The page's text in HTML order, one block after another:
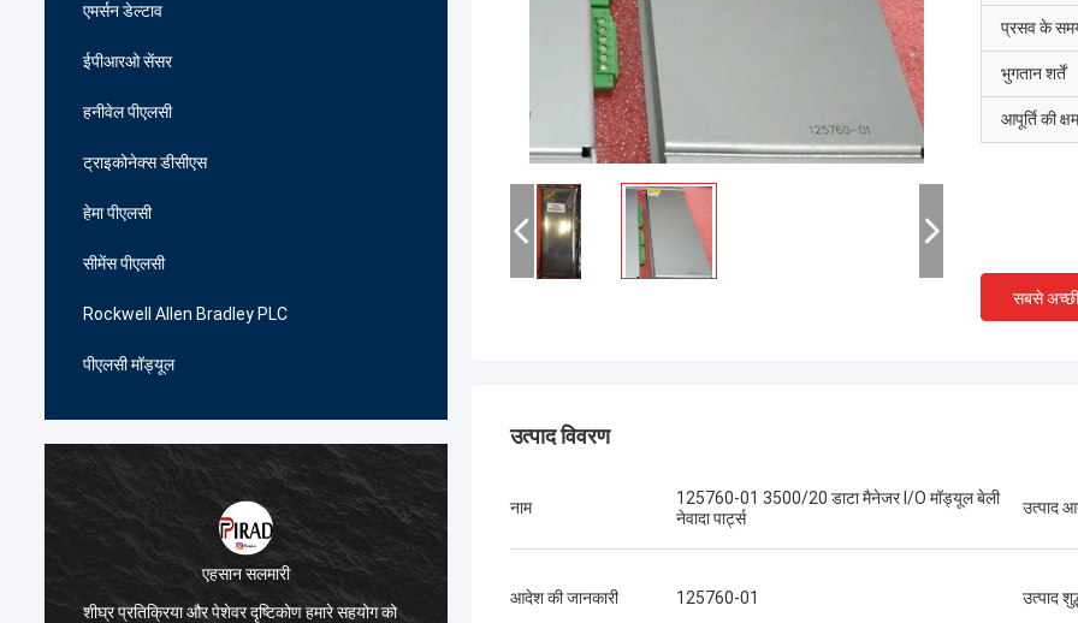
एमर्सन डेल्टाव
ईपीआरओ सेंसर
हनीवेल पीएलसी
ट्राइकोनेक्स डीसीएस
हेमा पीएलसी
सीमेंस पीएलसी
Rockwell Allen Bradley PLC
पीएलसी मॉड्यूल
एहसान सलमारी
शीघ्र प्रतिक्रिया और पेशेवर दृष्टिकोण हमारे सहयोग को
हमें उच्च गुणवत्ता वाले और किफायती उत्पाद उपलब्ध कराने
प्रसव के
भुगतान शर्तें
आपूर्ति की
सबसे
उत्पाद विवरण
नाम
125760-01 3500/20 डाटा मैनेजर I/O मॉड्यूल बेली
नेवादा पार्ट्स
उत्पाद
आदेश की जानकारी 125760-01 उत्पाद